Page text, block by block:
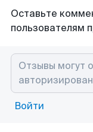
Оставьте
пользователям
Войти